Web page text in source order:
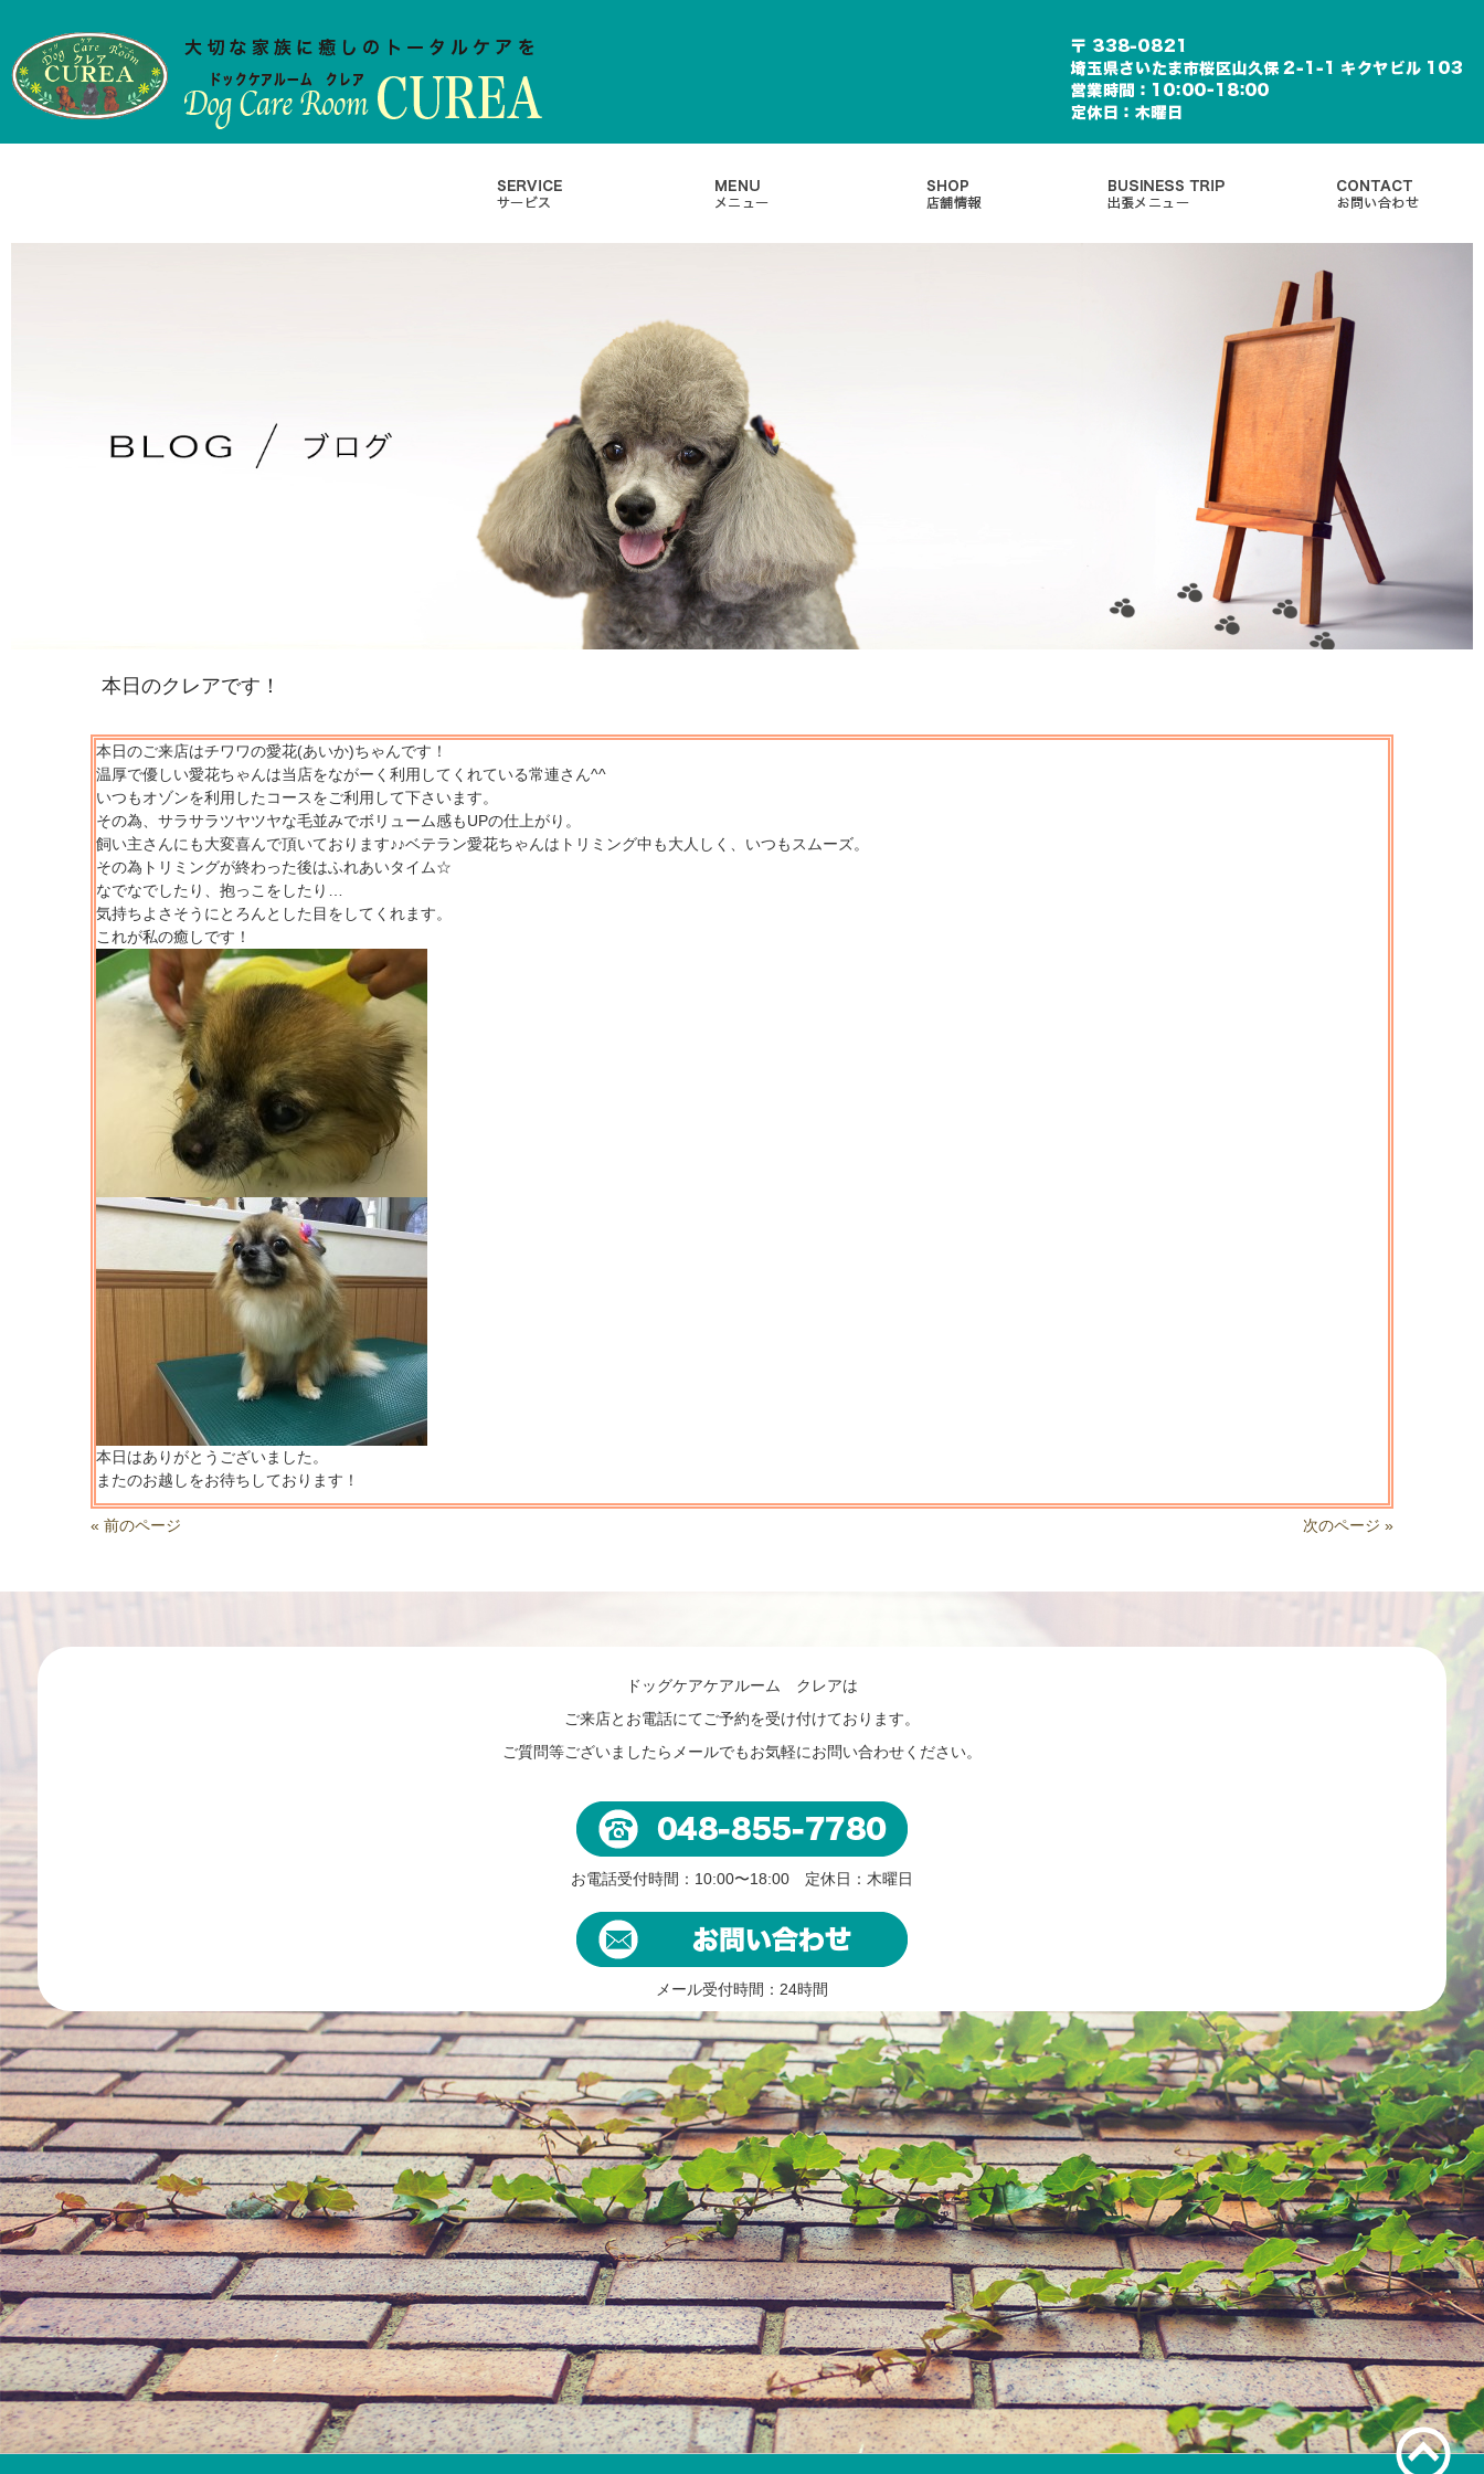
本日のクレアです！
本日のご来店はチワワの愛花(あいか)ちゃんです！
温厚で優しい愛花ちゃんは当店をながーく利用してくれている常連さん^^
いつもオゾンを利用したコースをご利用して下さいます。
その為、サラサラツヤツヤな毛並みでボリューム感もUPの仕上がり。
飼い主さんにも大変喜んで頂いております♪♪ベテラン愛花ちゃんはトリミング中も大人しく、いつもスムーズ。
その為トリミングが終わった後はふれあいタイム☆
なでなでしたり、抱っこをしたり…
気持ちよさそうにとろんとした目をしてくれます。
これが私の癒しです！
本日はありがとうございました。
またのお越しをお待ちしております！
« 前のページ 次のページ »
ドッグケアケアルーム クレアは
ご来店とお電話にてご予約を受け付けております。
ご質問等ございましたらメールでもお気軽にお問い合わせください。
お電話受付時間：10:00〜18:00 定休日：木曜日
メール受付時間：24時間